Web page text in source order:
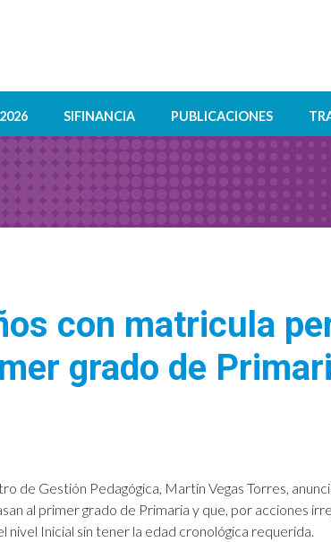
SIFINANCIA PUBLICACIONES
con matricula
grado de
de Gestión Pedagógica, Martín Vegas Torres,
al primer grado de Primaria y que, por acciones
nivel Inicial sin tener la edad cronológica requerida.